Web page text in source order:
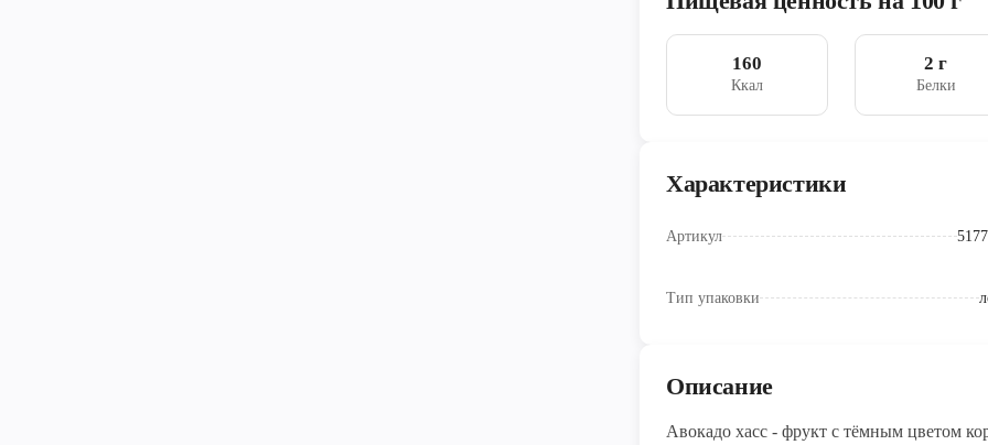
160
Ккал
2 г
Белки
Характеристики
Артикул
Тип упаковки
Описание
Авокадо хасс - фрукт с тёмным цветом